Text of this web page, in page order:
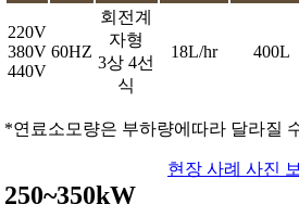
220V
380V
440V
60HZ
회전계
자형
3상 4선
식
18L/hr 400L
*연료소모량은 부하량에따라 달라질
현장 사례 사진 보
250~350kW